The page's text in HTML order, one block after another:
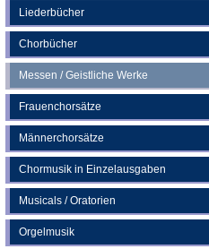
Liederbücher
Chorbücher
Messen / Geistliche Werke
Frauenchorsätze
Männerchorsätze
Chormusik in Einzelausgaben
Musicals / Oratorien
Orgelmusik